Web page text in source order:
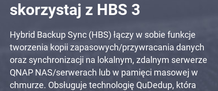
skorzystaj z HBS 3
Hybrid Backup Sync (HBS) łączy w sobie funkcje
tworzenia kopii zapasowych/przywracania danych
oraz synchronizacji na lokalnym, zdalnym serwerze
QNAP NAS/serwerach lub w pamięci masowej w
chmurze. Obsługuje technologię QuDedup, która